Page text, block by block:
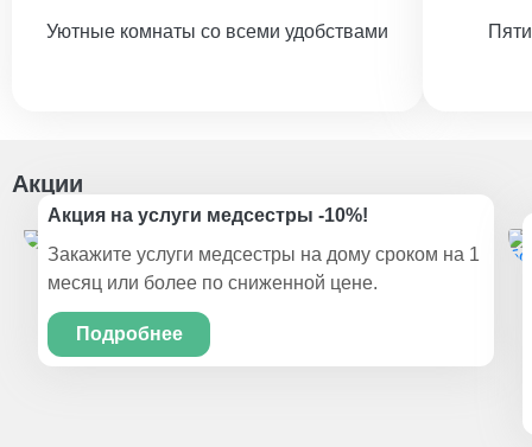
Уютные комнаты со всеми удобствами
Акции
Акция на услуги медсестры -10%!
Закажите услуги медсестры на дому сроком на 1
месяц или более по сниженной цене.
Подробнее